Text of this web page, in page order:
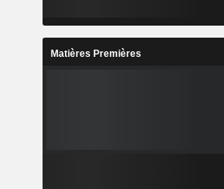
Matières Premières